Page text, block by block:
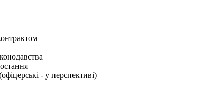
- у перспективі)